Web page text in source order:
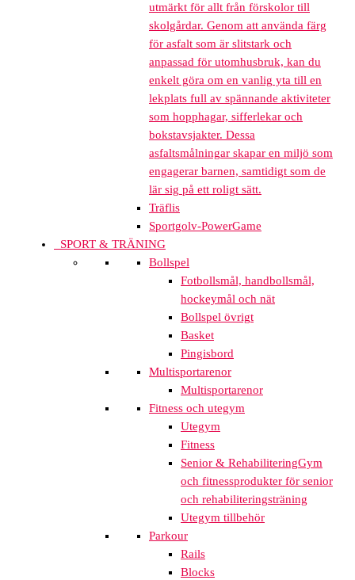
utmärkt för allt från förskolor till
skolgårdar. Genom att använda färg
för asfalt som är slitstark och
anpassad för utomhusbruk, kan du
enkelt göra om en vanlig yta till en
lekplats full av spännande aktiviteter
som hopphagar, sifferlekar och
bokstavsjakter. Dessa
asfaltsmålningar skapar en miljö som
engagerar barnen, samtidigt som de
lär sig på ett roligt sätt.
Träflis
Sportgolv-PowerGame
SPORT & TRÄNING
Bollspel
Fotbollsmål, handbollsmål,
hockeymål och nät
Bollspel övrigt
Basket
Pingisbord
Multisportarenor
Multisportarenor
Fitness och utegym
Utegym
Fitness
Senior & RehabiliteringGym
och fitnessprodukter för senior
och rehabiliteringsträning
Utegym tillbehör
Parkour
Rails
Blocks